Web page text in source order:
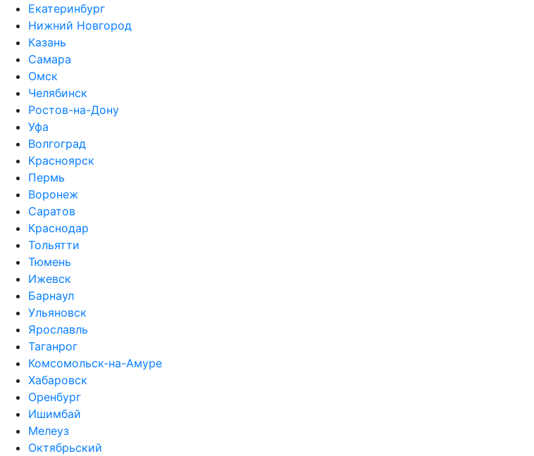
Екатеринбург
Нижний Новгород
Казань
Самара
Омск
Челябинск
Ростов-на-Дону
Уфа
Волгоград
Красноярск
Пермь
Воронеж
Саратов
Краснодар
Тольятти
Тюмень
Ижевск
Барнаул
Ульяновск
Ярославль
Таганрог
Комсомольск-на-Амуре
Хабаровск
Оренбург
Ишимбай
Мелеуз
Октябрьский